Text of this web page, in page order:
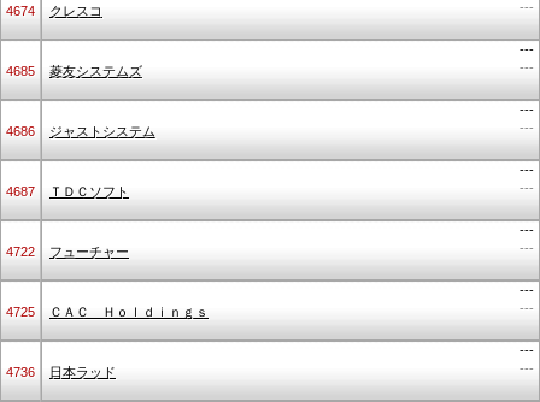
4674 クレスコ
---
4685 菱友システムズ
---
---
4686 ジャストシステム
---
---
4687 ＴＤＣソフト
---
---
4722 フューチャー
---
---
4725 ＣＡＣ Ｈｏｌｄｉｎｇｓ
---
---
4736 日本ラッド
---
---